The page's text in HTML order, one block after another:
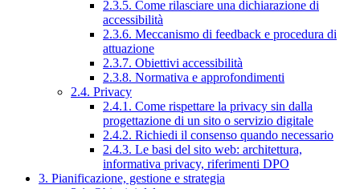
2.3.5. Come rilasciare una dichiarazione di
accessibilità
2.3.6. Meccanismo di feedback e procedura di
attuazione
2.3.7. Obiettivi accessibilità
2.3.8. Normativa e approfondimenti
2.4. Privacy
2.4.1. Come rispettare la privacy sin dalla
progettazione di un sito o servizio digitale
2.4.2. Richiedi il consenso quando necessario
2.4.3. Le basi del sito web: architettura,
informativa privacy, riferimenti DPO
3. Pianificazione, gestione e strategia